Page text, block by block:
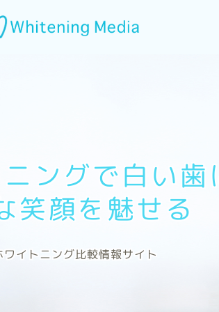
ングで白い歯
笑顔を魅せる
ワイトニング比較情報サイト